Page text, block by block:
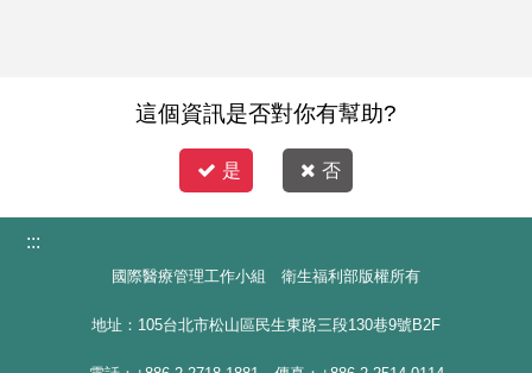
這個資訊是否對你有幫助?
是 否
:::
國際醫療管理工作小組 衛生福利部版權所有
地址：105台北市松山區民生東路三段130巷9號B2F